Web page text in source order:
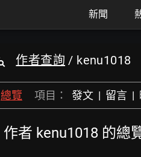
新聞
作者查詢 / kenu1018
總覽 項目： 發文 | 留言 |
作者 kenu1018 的總